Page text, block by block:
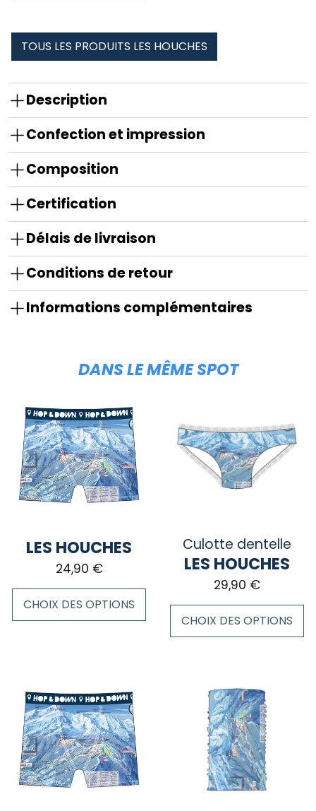
TOUS LES PRODUITS LES HOUCHES
Description
Confection et impression
Composition
Certification
Délais de livraison
Conditions de retour
Informations complémentaires
DANS LE MÊME SPOT
LES HOUCHES
24,90 €
CHOIX DES OPTIONS
plusieurs
variations.
Les
options
peuvent
être
choisies
Culotte dentelle
LES HOUCHES
29,90 €
CHOIX DES OPTIONS
plusieurs
variations.
options
peuvent